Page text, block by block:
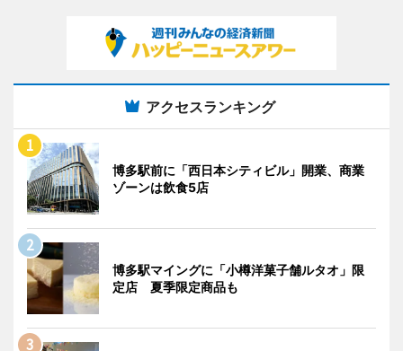
アクセスランキング
博多駅前に「西日本シティビル」開業、商業
ゾーンは飲食5店
博多駅マイングに「小樽洋菓子舗ルタオ」限
定店 夏季限定商品も